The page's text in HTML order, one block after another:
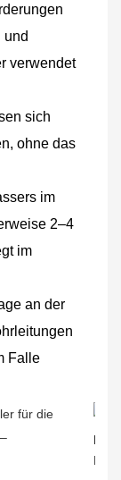
und
verwendet
ohne das
2–4
im
an der
Falle